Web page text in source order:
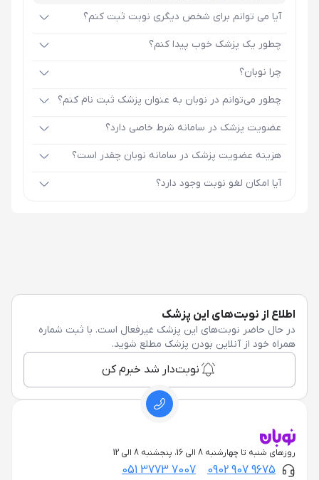
آیا می توانم برای شخص دیگری نوبت ثبت کنم؟
چطور یک پزشک خوب پیدا کنم؟
چرا نوبان؟
چطور می‌توانم در نوبان به عنوان پزشک ثبت نام کنم؟
عضویت پزشک در سامانه شرط خاصی دارد؟
هزینه عضویت پزشک در سامانه نوبان چقدر است؟
آیا امکان لغو نوبت وجود دارد؟
اطلاع از نوبت‌های این پزشک
در حال حاضر نوبت‌های این پزشک غیرفعال است. با ثبت شماره
همراه خود از آنلاین بودن پزشک مطلع شوید.
نوبت‌دار شد خبرم کن
روزهای شنبه تا چهارشنبه 8 الی 16، پنجشنبه 8 الی 12
0902 907 9675
051 3773 7007